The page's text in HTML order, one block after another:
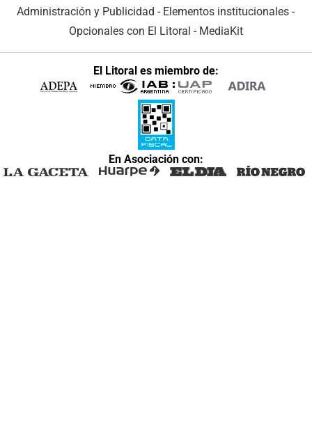
Administración y Publicidad - Elementos institucionales -
Opcionales con El Litoral - MediaKit
El Litoral es miembro de:
En Asociación con: